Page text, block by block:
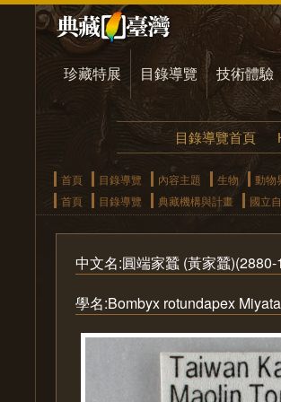
珍藏特展 目錄導覽 技術體驗
目錄導覽首頁
首頁 目錄導覽 內容主題 生物 動物
首頁
目錄導覽 典藏機構與計畫 國立
中文名:圓端家蠶 (黃家蠶)(2880-
學名:Bombyx rotundapex